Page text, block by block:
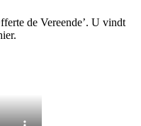
de Vereende’. U vindt